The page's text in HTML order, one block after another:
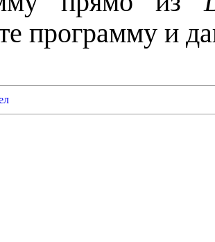
программу и